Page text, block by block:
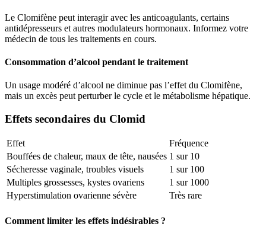
Le Clomifène peut interagir avec les anticoagulants, certains
antidépresseurs et autres modulateurs hormonaux. Informez votre
médecin de tous les traitements en cours.
Consommation d’alcool pendant le traitement
Un usage modéré d’alcool ne diminue pas l’effet du Clomifène,
mais un excès peut perturber le cycle et le métabolisme hépatique.
Effets secondaires du Clomid
Effet
Fréquence
Bouffées de chaleur, maux de tête, nausées 1 sur 10
Sécheresse vaginale, troubles visuels
1 sur 100
Multiples grossesses, kystes ovariens
1 sur 1000
Hyperstimulation ovarienne sévère
Très rare
Comment limiter les effets indésirables ?